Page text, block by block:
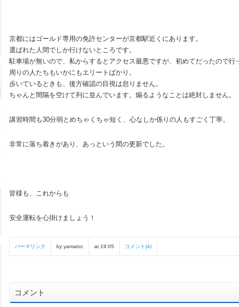
京都にはゴールド専用の免許センターが京都駅近くにあります。
選ばれた人間でしか行けないところです。
駐車場が無いので、私からするとアクセス最悪ですが、初めてだったので行
周りの人たちもいかにもエリートばかり。
歩いているときも、後方確認の目視は怠りません。
ちゃんと間隔を空けて列に並んでいます。煽るようなことは絶対しません。
講習時間も30分弱とめちゃくちゃ短く、心なしか係りの人もすごく丁寧。
非常に落ち着きがあり、あっという間の更新でした。
皆様も、これからも
安全運転を心掛けましょう！
パーマリンク by yamatoc at 19:05 コメント(4)
コメント